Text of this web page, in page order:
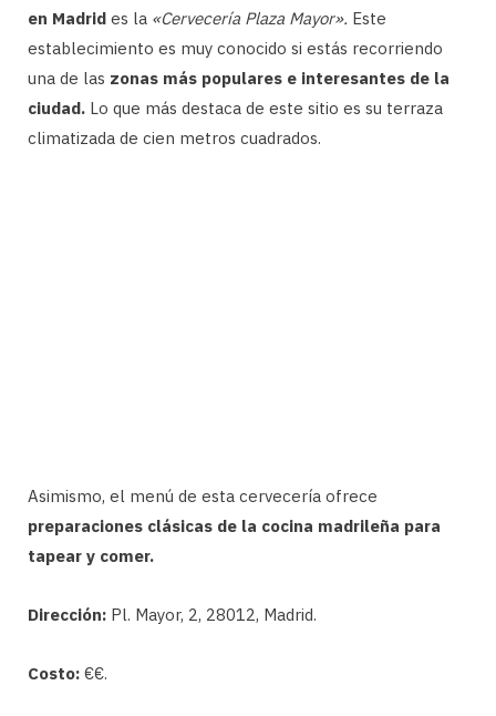
en Madrid es la «Cervecería Plaza Mayor». Este
establecimiento es muy conocido si estás recorriendo
una de las zonas más populares e interesantes de la
ciudad. Lo que más destaca de este sitio es su terraza
climatizada de cien metros cuadrados.
Asimismo, el menú de esta cervecería ofrece
preparaciones clásicas de la cocina madrileña para
tapear y comer.
Dirección: Pl. Mayor, 2, 28012, Madrid.
Costo: €€.